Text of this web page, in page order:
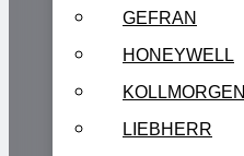
GEFRAN
HONEYWELL
KOLLMORGEN
LIEBHERR